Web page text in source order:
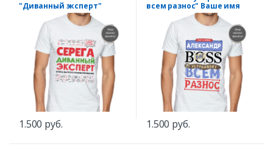
"Диванный эксперт"
1.500 руб.
всем разнос" Ваше имя
1.500 руб.